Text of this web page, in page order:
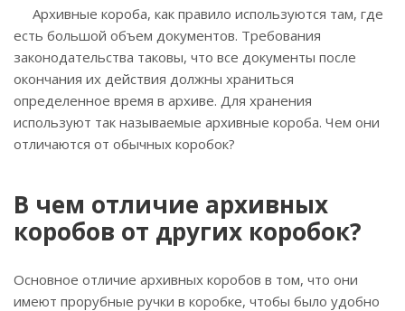
Архивные короба, как правило используются там, где
есть большой объем документов. Требования
законодательства таковы, что все документы после
окончания их действия должны храниться
определенное время в архиве. Для хранения
используют так называемые архивные короба. Чем они
отличаются от обычных коробок?
В чем отличие архивных
коробов от других коробок?
Основное отличие архивных коробов в том, что они
имеют прорубные ручки в коробке, чтобы было удобно